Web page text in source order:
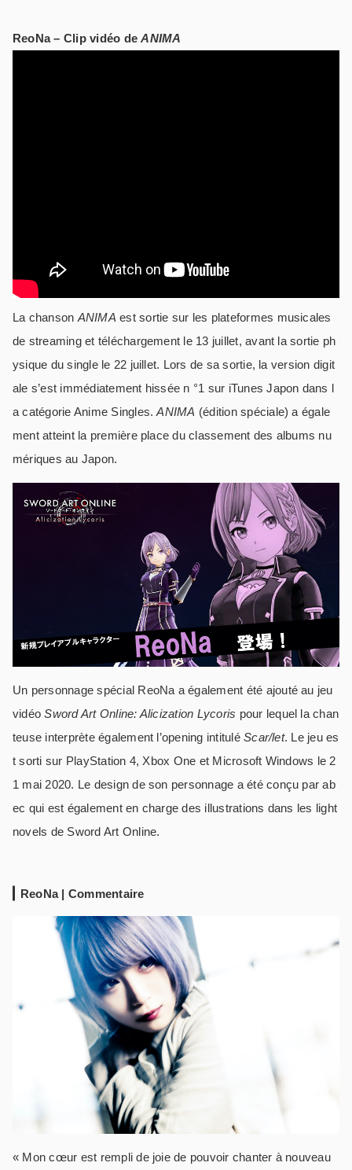
ReoNa – Clip vidéo deANIMA
La chanson ANIMA est sortie sur les plateformes musicales
de streaming et téléchargement le 13 juillet, avant la sortie ph
ysique du single le 22 juillet. Lors de sa sortie, la version digit
ale s’est immédiatement hissée n °1 sur iTunes Japon dans l
a catégorie Anime Singles.ANIMA (édition spéciale) a égale
ment atteint la première place du classement des albums nu
mériques au Japon.
Un personnage spécial ReoNa a également été ajouté au jeu
vidéoSword Art Online: Alicization Lycoris pour lequel la chan
teuse interprète également l’opening intituléScar/let. Le jeu es
t sorti sur PlayStation 4, Xbox One et Microsoft Windows le 2
1 mai 2020. Le design de son personnage a été conçu par ab
ec qui est également en charge des illustrations dans les light
novels de Sword Art Online.
ReoNa | Commentaire
« Mon cœur est rempli de joie de pouvoir chanter à nouveau